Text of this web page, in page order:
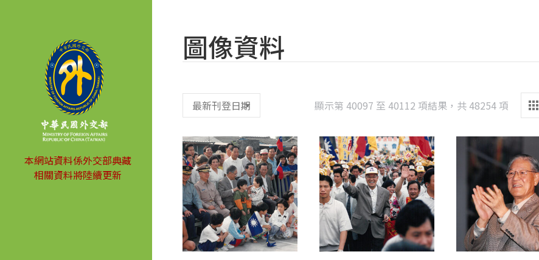
本網站資料係外交部典藏
相關資料將陸續更新
圖像資料
顯示第 40097 至 40112 項結果，共 48254 項 Sorted
latest